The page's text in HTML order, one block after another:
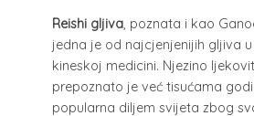
Reishi gljiva, poznata i kao
jedna je od najcjenjenijih gljiva
kineskoj medicini. Njezino
prepoznato je već tisućama
popularna diljem svijeta zbog